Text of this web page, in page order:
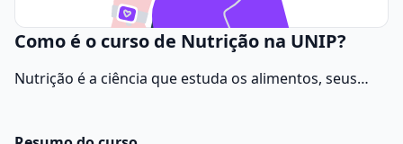
Como é o curso de Nutrição na UNIP?
Nutrição é a ciência que estuda os alimentos, seus